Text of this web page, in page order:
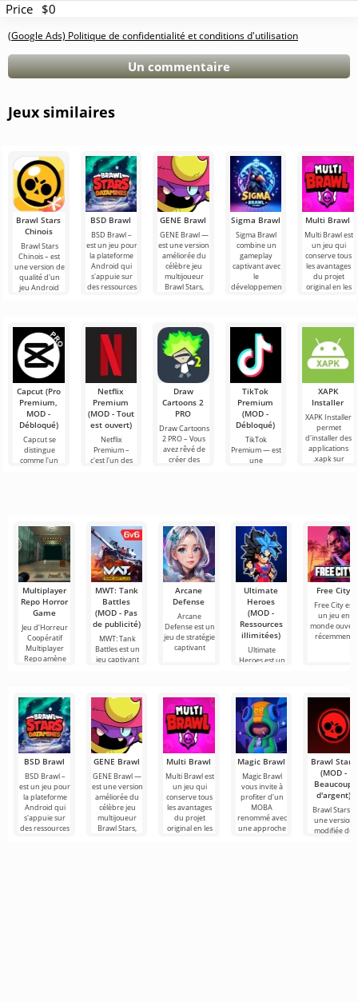
Price $0
(Google Ads) Politique de confidentialité et conditions d'utilisation
Un commentaire
Jeux similaires
Brawl Stars
Chinois
Brawl Stars
Chinois – est
une version de
qualité d'un
jeu Android
BSD Brawl
BSD Brawl –
est un jeu pour
la plateforme
Android qui
s'appuie sur
des ressources
GENE Brawl
GENE Brawl —
est une version
améliorée du
célèbre jeu
multijoueur
Brawl Stars,
Sigma Brawl
Sigma Brawl
combine un
gameplay
captivant avec
le
développement
Multi Brawl
Multi Brawl est
un jeu qui
conserve tous
les avantages
du projet
original en les
Capcut (Pro
Premium,
MOD -
Débloqué)
Capcut se
distingue
comme l'un
Netflix
Premium
(MOD - Tout
est ouvert)
Netflix
Premium –
c'est l'un des
Draw
Cartoons 2
PRO
Draw Cartoons
2 PRO – Vous
avez rêvé de
créer des
TikTok
Premium
(MOD -
Débloqué)
TikTok
Premium — est
une
XAPK
Installer
XAPK Installer
permet
d'installer des
applications
.xapk sur
Multiplayer
Repo Horror
Game
Jeu d’Horreur
Coopératif
Multiplayer
Repo amène
MWT: Tank
Battles
(MOD - Pas
de publicité)
MWT: Tank
Battles est un
jeu captivant
Arcane
Defense
Arcane
Defense est un
jeu de stratégie
captivant
Ultimate
Heroes
(MOD -
Ressources
illimitées)
Ultimate
Heroes est un
Free City
Free City est
un jeu en
monde ouvert
récemment
BSD Brawl
BSD Brawl –
est un jeu pour
la plateforme
Android qui
s'appuie sur
des ressources
GENE Brawl
GENE Brawl —
est une version
améliorée du
célèbre jeu
multijoueur
Brawl Stars,
Multi Brawl
Multi Brawl est
un jeu qui
conserve tous
les avantages
du projet
original en les
Magic Brawl
Magic Brawl
vous invite à
profiter d’un
MOBA
renommé avec
une approche
Brawl Stars
(MOD -
Beaucoup
d'argent)
Brawl Stars –
une version
modifiée du